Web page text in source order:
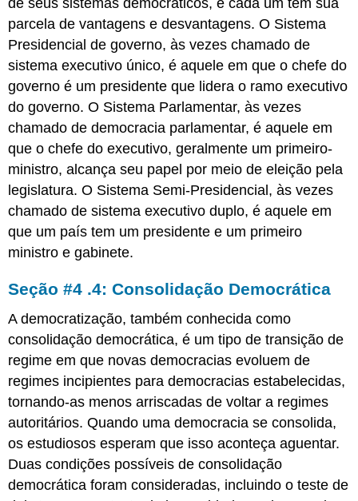
parcela de vantagens e desvantagens. O Sistema
Presidencial de governo, às vezes chamado de
sistema executivo único, é aquele em que o chefe do
governo é um presidente que lidera o ramo executivo
do governo. O Sistema Parlamentar, às vezes
chamado de democracia parlamentar, é aquele em
que o chefe do executivo, geralmente um primeiro-
ministro, alcança seu papel por meio de eleição pela
legislatura. O Sistema Semi-Presidencial, às vezes
chamado de sistema executivo duplo, é aquele em
que um país tem um presidente e um primeiro
ministro e gabinete.
Seção #4 .4: Consolidação Democrática
A democratização, também conhecida como
consolidação democrática, é um tipo de transição de
regime em que novas democracias evoluem de
regimes incipientes para democracias estabelecidas,
tornando-as menos arriscadas de voltar a regimes
autoritários. Quando uma democracia se consolida,
os estudiosos esperam que isso aconteça aguentar.
Duas condições possíveis de consolidação
democrática foram consideradas, incluindo o teste de